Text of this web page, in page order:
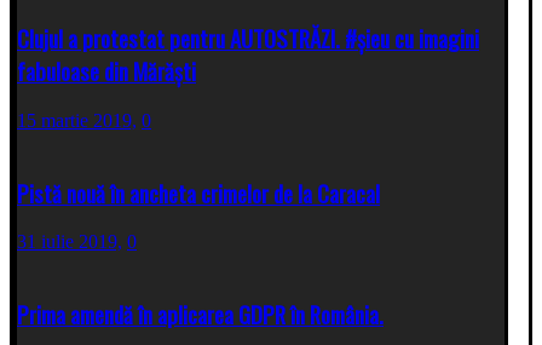
Clujul a protestat pentru AUTOSTRĂZI. #șieu cu imagini
fabuloase din Mărăști
15 martie 2019, 0
Pistă nouă în ancheta crimelor de la Caracal
31 iulie 2019, 0
Prima amendă în aplicarea GDPR în România.